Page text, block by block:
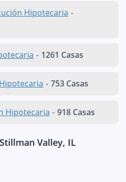
Hipotecaria -
- 1261 Casas
- 753 Casas
Hipotecaria - 918 Casas
Valley, IL